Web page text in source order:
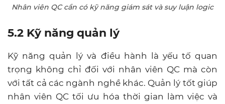
Nhân viên QC cần có kỹ năng giám sát và suy luận logic
5.2 Kỹ năng quản lý
Kỹ năng quản lý và điều hành là yếu tố quan
trọng không chỉ đối với nhân viên QC mà còn
với tất cả các ngành nghề khác. Quản lý tốt giúp
nhân viên QC tối ưu hóa thời gian làm việc và